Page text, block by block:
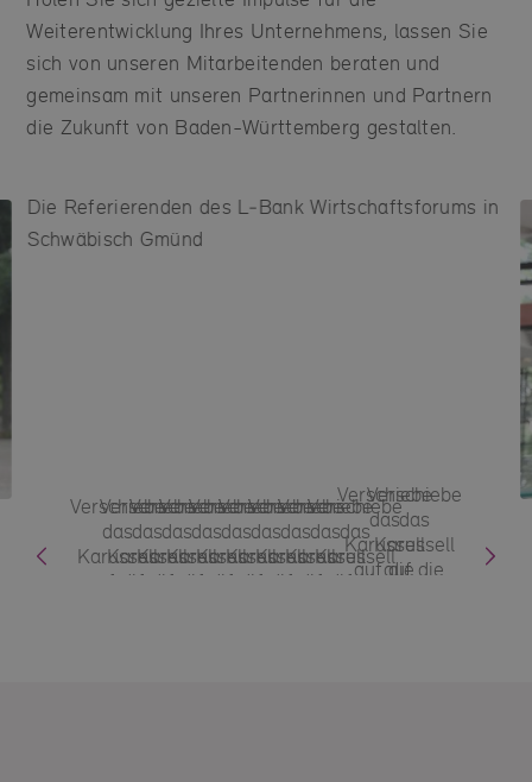
Weiterentwicklung Ihres Unternehmens, lassen Sie
sich von unseren Mitarbeitenden beraten und
gemeinsam mit unseren Partnerinnen und Partnern
die Zukunft von Baden-Württemberg gestalten.
Die Referierenden des L‑Bank Wirtschaftsforums in
Schwäbisch Gmünd
Verschiebe
das
Karussell
auf die
Verschiebe
das
Karussell
auf die
Verschiebe
das
Karussell
auf die
Verschiebe
das
Karussell
auf die
Verschiebe
das
Karussell
auf die
Verschiebe
das
Karussell
auf die
Verschiebe
das
Karussell
auf die
Verschiebe
das
Karussell
auf die
Verschiebe
das
Karussell
auf die
Verschiebe
das
Karussell
auf die
Verschiebe
das
Karussell
auf die